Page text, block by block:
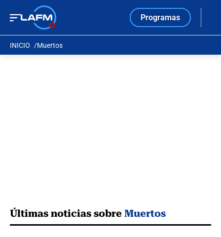
Programas
INICIO Muertos
Últimas noticias sobre Muertos